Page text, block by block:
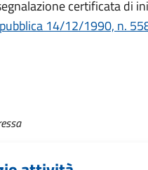
certificata di
14/12/1990, n.